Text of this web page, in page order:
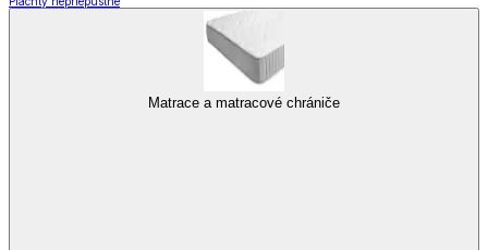
Matrace a matracové chrániče